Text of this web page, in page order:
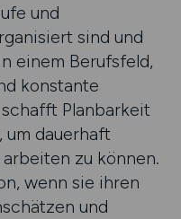
und
sind und
einem Berufsfeld,
konstante
Planbarkeit
dauerhaft
zu können.
wenn sie ihren
und